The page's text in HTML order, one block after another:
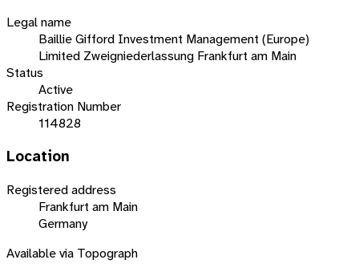
Legal name
Baillie Gifford Investment Management (Europe)
Limited Zweigniederlassung Frankfurt am Main
Status
Active
Registration Number
114828
Location
Registered address
Frankfurt am Main
Germany
Available via Topograph